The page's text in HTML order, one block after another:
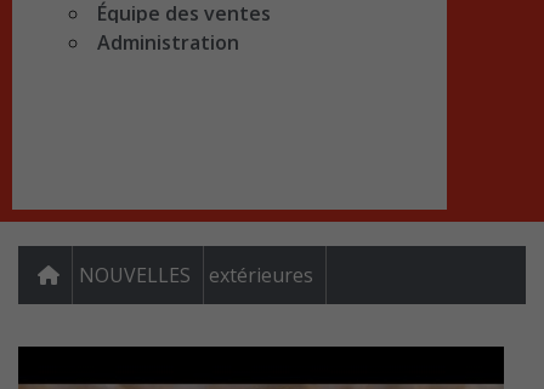
Équipe des ventes
Administration
NOUVELLES extérieures